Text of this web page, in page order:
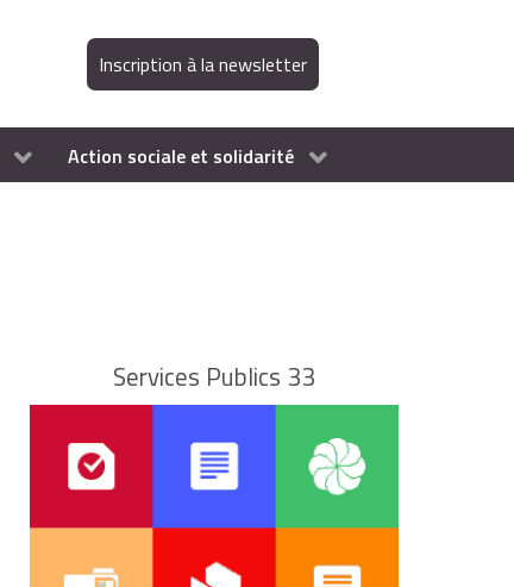
Inscription à la newsletter
Action sociale et solidarité
Services Publics 33